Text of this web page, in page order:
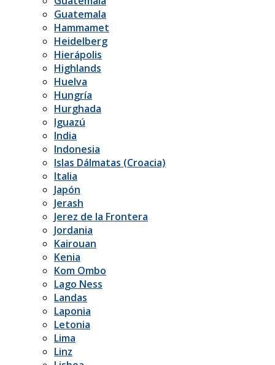
Guatemala
Hammamet
Heidelberg
Hierápolis
Highlands
Huelva
Hungría
Hurghada
Iguazú
India
Indonesia
Islas Dálmatas (Croacia)
Italia
Japón
Jerash
Jerez de la Frontera
Jordania
Kairouan
Kenia
Kom Ombo
Lago Ness
Landas
Laponia
Letonia
Lima
Linz